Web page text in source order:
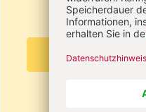
PDF bestellen